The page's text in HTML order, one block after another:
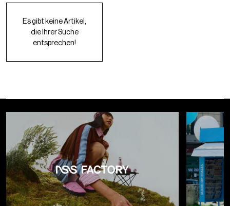
Es gibt keine Artikel,
die Ihrer Suche
entsprechen!